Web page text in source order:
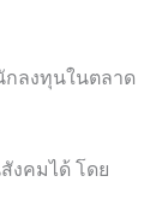
กลงทุนในตลาด
งคมได้ โดย